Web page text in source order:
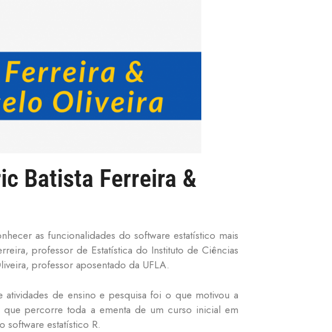
Batista Ferreira &
as funcionalidades do software estatístico mais
professor de Estatística do Instituto de Ciências
professor aposentado da UFLA.
de ensino e pesquisa foi o que motivou a
que percorre toda a ementa de um curso inicial em
software estatístico R.